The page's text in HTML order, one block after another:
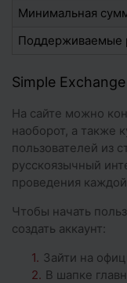
Минимальная
Поддерживаемые
Simple Exchange
На сайте можно
наоборот, а также
пользователей из
русскоязычный
проведения
Чтобы начать
создать аккаунт:
Зайти на
В шапке